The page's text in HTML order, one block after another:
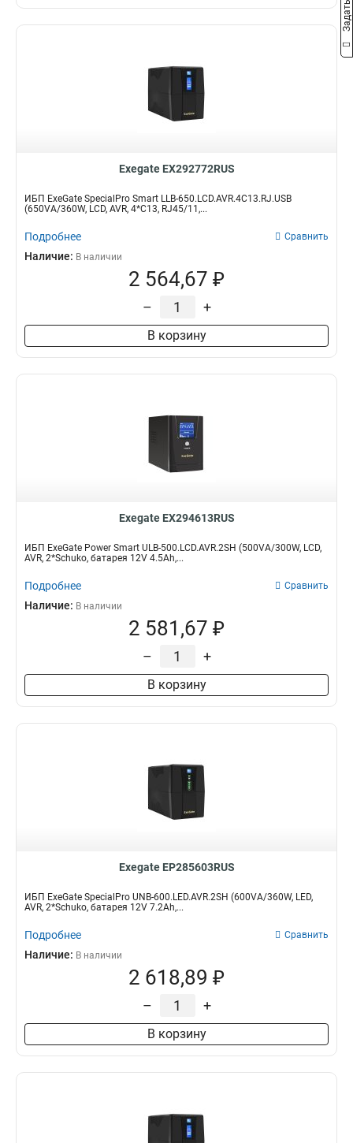
Exegate EX292772RUS
ИБП ExeGate SpecialPro Smart LLB-650.LCD.AVR.4C13.RJ.USB
(650VA/360W, LCD, AVR, 4*C13, RJ45/11,...
Подробнее Сравнить
Наличие: В наличии
2 564,67 ₽
– +
В корзину
Exegate EX294613RUS
ИБП ExeGate Power Smart ULB-500.LCD.AVR.2SH (500VA/300W, LCD,
AVR, 2*Schuko, батарея 12V 4.5Ah,...
Подробнее Сравнить
Наличие: В наличии
2 581,67 ₽
– +
В корзину
Exegate EP285603RUS
ИБП ExeGate SpecialPro UNB-600.LED.AVR.2SH (600VA/360W, LED,
AVR, 2*Schuko, батарея 12V 7.2Ah,...
Подробнее Сравнить
Наличие: В наличии
2 618,89 ₽
– +
В корзину